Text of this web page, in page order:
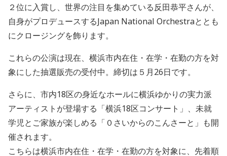
２位に入賞し、世界の注目を集めている反田恭平さんが、
自身がプロデュースするJapan National Orchestraととも
にクロージングを飾ります。
これらの公演は現在、横浜市内在住・在学・在勤の方を対
象にした抽選販売の受付中。締切は５月26日です。
さらに、市内18区の身近なホールに横浜ゆかりの実力派
アーティストが登場する「横浜18区コンサート」、未就
学児とご家族が楽しめる「０さいからのこんさーと」も開
催されます。
こちらは横浜市内在住・在学・在勤の方を対象に、先着順